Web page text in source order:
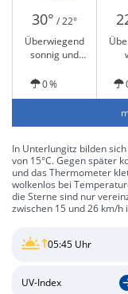
30° / 22°
Überwiegend
sonnig und
0 %
In Unterlungitz bilden
von 15°C. Gegen später
und das Thermometer
wolkenlos bei
die Sterne sind nur
zwischen 15 und 26 km/h
05:45 Uhr
UV-Index